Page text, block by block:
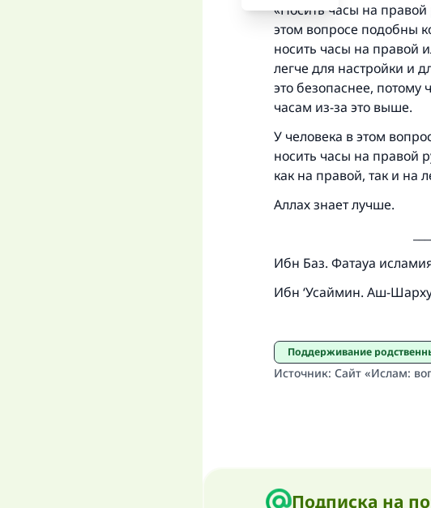
«Носить часы на
этом вопросе подобны
носить часы на правой
легче для настройки и
это безопаснее, потому
часам из-за это выше.
У человека в этом
носить часы на правой
как на правой, так и на
Аллах знает лучше.
Ибн Баз. Фатауа
Ибн ‘Усаймин. Аш-
Поддерживание
Источник: Сайт «Ислам:
Подписка на